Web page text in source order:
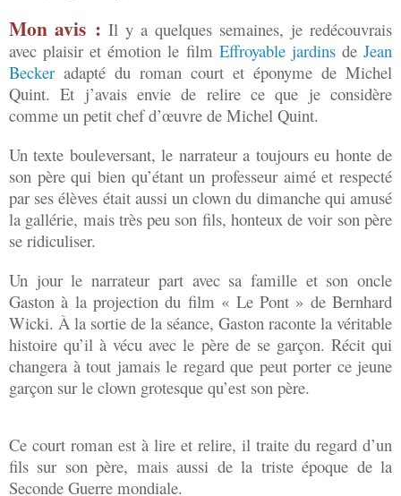
Mon avis : Il y a quelques semaines, je redécouvrais
avec plaisir et émotion le film Effroyable jardinsdeJean
Becker adapté du roman court et éponyme de Michel
Quint. Et j’avais envie de relire ce que je considère
comme un petit chef d’œuvre de Michel Quint.
Un texte bouleversant, le narrateur a toujours eu honte de
son père qui bien qu’étant un professeur aimé et respecté
par ses élèves était aussi un clown du dimanche qui amusé
la gallérie, mais très peu son fils, honteux de voir son père
se ridiculiser.
Un jour le narrateur part avec sa famille et son oncle
Gaston à la projection du film « Le Pont » de Bernhard
Wicki. À la sortie de la séance, Gaston raconte la véritable
histoire qu’il à vécu avec le père de se garçon. Récit qui
changera à tout jamais le regard que peut porter ce jeune
garçon sur le clown grotesque qu’est son père.
Ce court roman est à lire et relire, il traite du regard d’un
fils sur son père, mais aussi de la triste époque de la
Seconde Guerre mondiale.